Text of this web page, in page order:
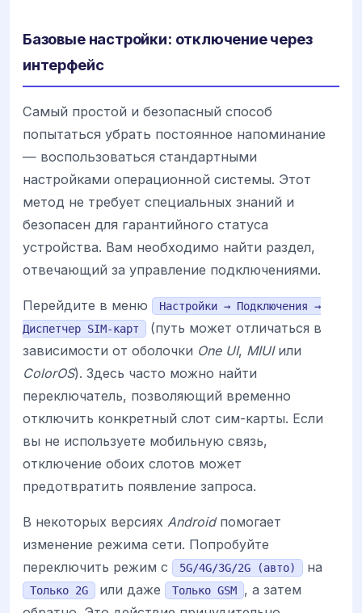
Базовые настройки: отключение через
интерфейс
Самый простой и безопасный способ
попытаться убрать постоянное напоминание
— воспользоваться стандартными
настройками операционной системы. Этот
метод не требует специальных знаний и
безопасен для гарантийного статуса
устройства. Вам необходимо найти раздел,
отвечающий за управление подключениями.
Перейдите в меню
Настройки → Подключения →
Диспетчер SIM-карт
(путь может отличаться в
зависимости от оболочки One UI, MIUIили
ColorOS). Здесь часто можно найти
переключатель, позволяющий временно
отключить конкретный слот сим-карты. Если
вы не используете мобильную связь,
отключение обоих слотов может
предотвратить появление запроса.
В некоторых версиях Androidпомогает
изменение режима сети. Попробуйте
переключить режим с
5G/4G/3G/2G (авто) на
Только 2G или даже Только GSM
, а затем